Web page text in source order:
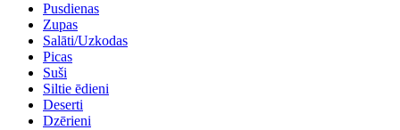
Pusdienas
Zupas
Salāti/Uzkodas
Picas
Suši
Siltie ēdieni
Deserti
Dzērieni